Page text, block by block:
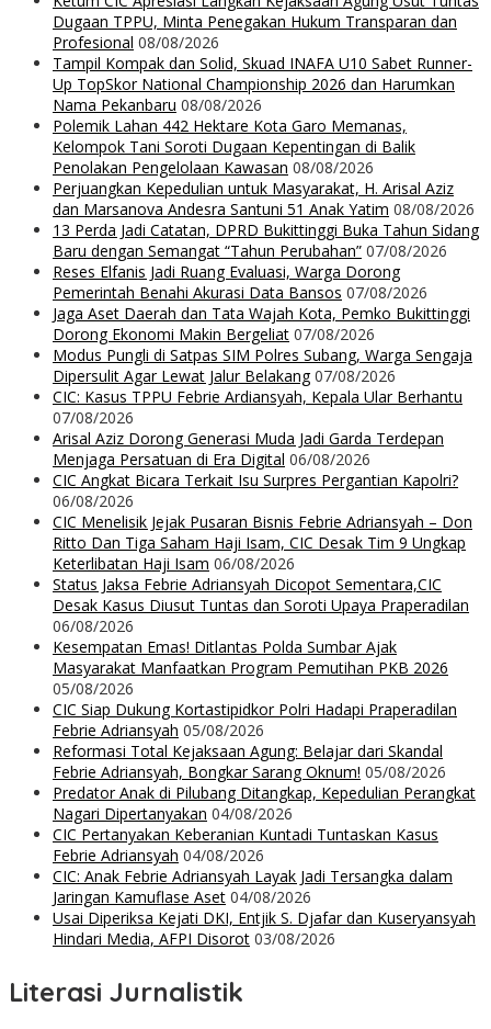
Dugaan TPPU, Minta Penegakan Hukum Transparan dan
Profesional 08/08/2026
Tampil Kompak dan Solid, Skuad INAFA U10 Sabet Runner-
Up TopSkor National Championship 2026 dan Harumkan
Nama Pekanbaru 08/08/2026
Polemik Lahan 442 Hektare Kota Garo Memanas,
Kelompok Tani Soroti Dugaan Kepentingan di Balik
Penolakan Pengelolaan Kawasan 08/08/2026
Perjuangkan Kepedulian untuk Masyarakat, H. Arisal Aziz
dan Marsanova Andesra Santuni 51 Anak Yatim 08/08/2026
13 Perda Jadi Catatan, DPRD Bukittinggi Buka Tahun Sidang
Baru dengan Semangat “Tahun Perubahan” 07/08/2026
Reses Elfanis Jadi Ruang Evaluasi, Warga Dorong
Pemerintah Benahi Akurasi Data Bansos 07/08/2026
Jaga Aset Daerah dan Tata Wajah Kota, Pemko Bukittinggi
Dorong Ekonomi Makin Bergeliat 07/08/2026
Modus Pungli di Satpas SIM Polres Subang, Warga Sengaja
Dipersulit Agar Lewat Jalur Belakang 07/08/2026
CIC: Kasus TPPU Febrie Ardiansyah, Kepala Ular Berhantu
07/08/2026
Arisal Aziz Dorong Generasi Muda Jadi Garda Terdepan
Menjaga Persatuan di Era Digital 06/08/2026
CIC Angkat Bicara Terkait Isu Surpres Pergantian Kapolri?
06/08/2026
CIC Menelisik Jejak Pusaran Bisnis Febrie Adriansyah – Don
Ritto Dan Tiga Saham Haji Isam, CIC Desak Tim 9 Ungkap
Keterlibatan Haji Isam 06/08/2026
Status Jaksa Febrie Adriansyah Dicopot Sementara,CIC
Desak Kasus Diusut Tuntas dan Soroti Upaya Praperadilan
06/08/2026
Kesempatan Emas! Ditlantas Polda Sumbar Ajak
Masyarakat Manfaatkan Program Pemutihan PKB 2026
05/08/2026
CIC Siap Dukung Kortastipidkor Polri Hadapi Praperadilan
Febrie Adriansyah 05/08/2026
Reformasi Total Kejaksaan Agung: Belajar dari Skandal
Febrie Adriansyah, Bongkar Sarang Oknum! 05/08/2026
Predator Anak di Pilubang Ditangkap, Kepedulian Perangkat
Nagari Dipertanyakan 04/08/2026
CIC Pertanyakan Keberanian Kuntadi Tuntaskan Kasus
Febrie Adriansyah 04/08/2026
CIC: Anak Febrie Adriansyah Layak Jadi Tersangka dalam
Jaringan Kamuflase Aset 04/08/2026
Usai Diperiksa Kejati DKI, Entjik S. Djafar dan Kuseryansyah
Hindari Media, AFPI Disorot 03/08/2026
Literasi Jurnalistik